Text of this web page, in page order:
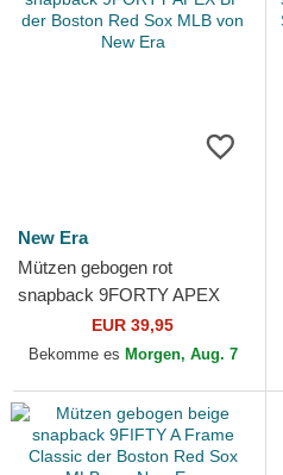
New Era
Mützen gebogen rot
snapback 9FORTY APEX
BP der Boston Red Sox MLB
von New Era
EUR 39,95
Bekomme es Morgen, Aug. 7